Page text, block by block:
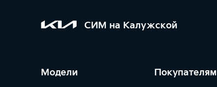
СИМ на Калужской
Модели Покупателям